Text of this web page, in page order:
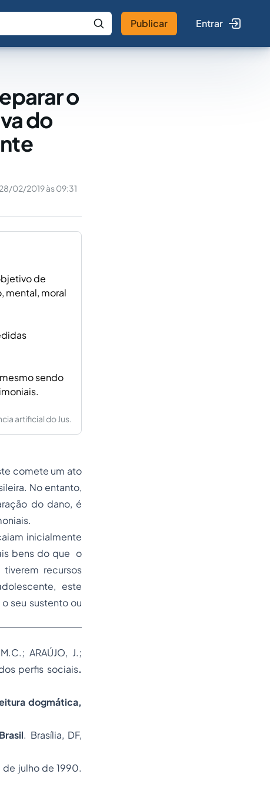
IA Buscar no Jus
Publicar Entrar
o
do
28/02/2019 às 09:31
de
mental, moral
sendo
artificial do Jus.
comete um ato
No entanto,
do dano, é
inicialmente
bens do que o
recursos
este
seu sustento ou
ARAÚJO, J.;
perfis sociais.
dogmática,
. Brasília, DF,
julho de 1990.